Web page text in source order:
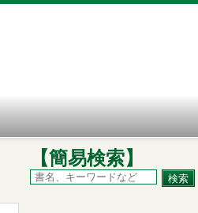
【簡易検索】